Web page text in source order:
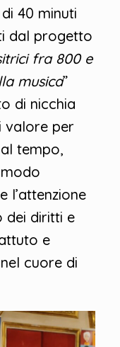
40 minuti
dal progetto
fra 800 e
musica”
di nicchia
valore per
tempo,
l’attenzione
dei diritti e
e
cuore di